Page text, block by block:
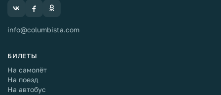
info@columbista.com
БИЛЕТЫ
На самолёт
На поезд
На автобус